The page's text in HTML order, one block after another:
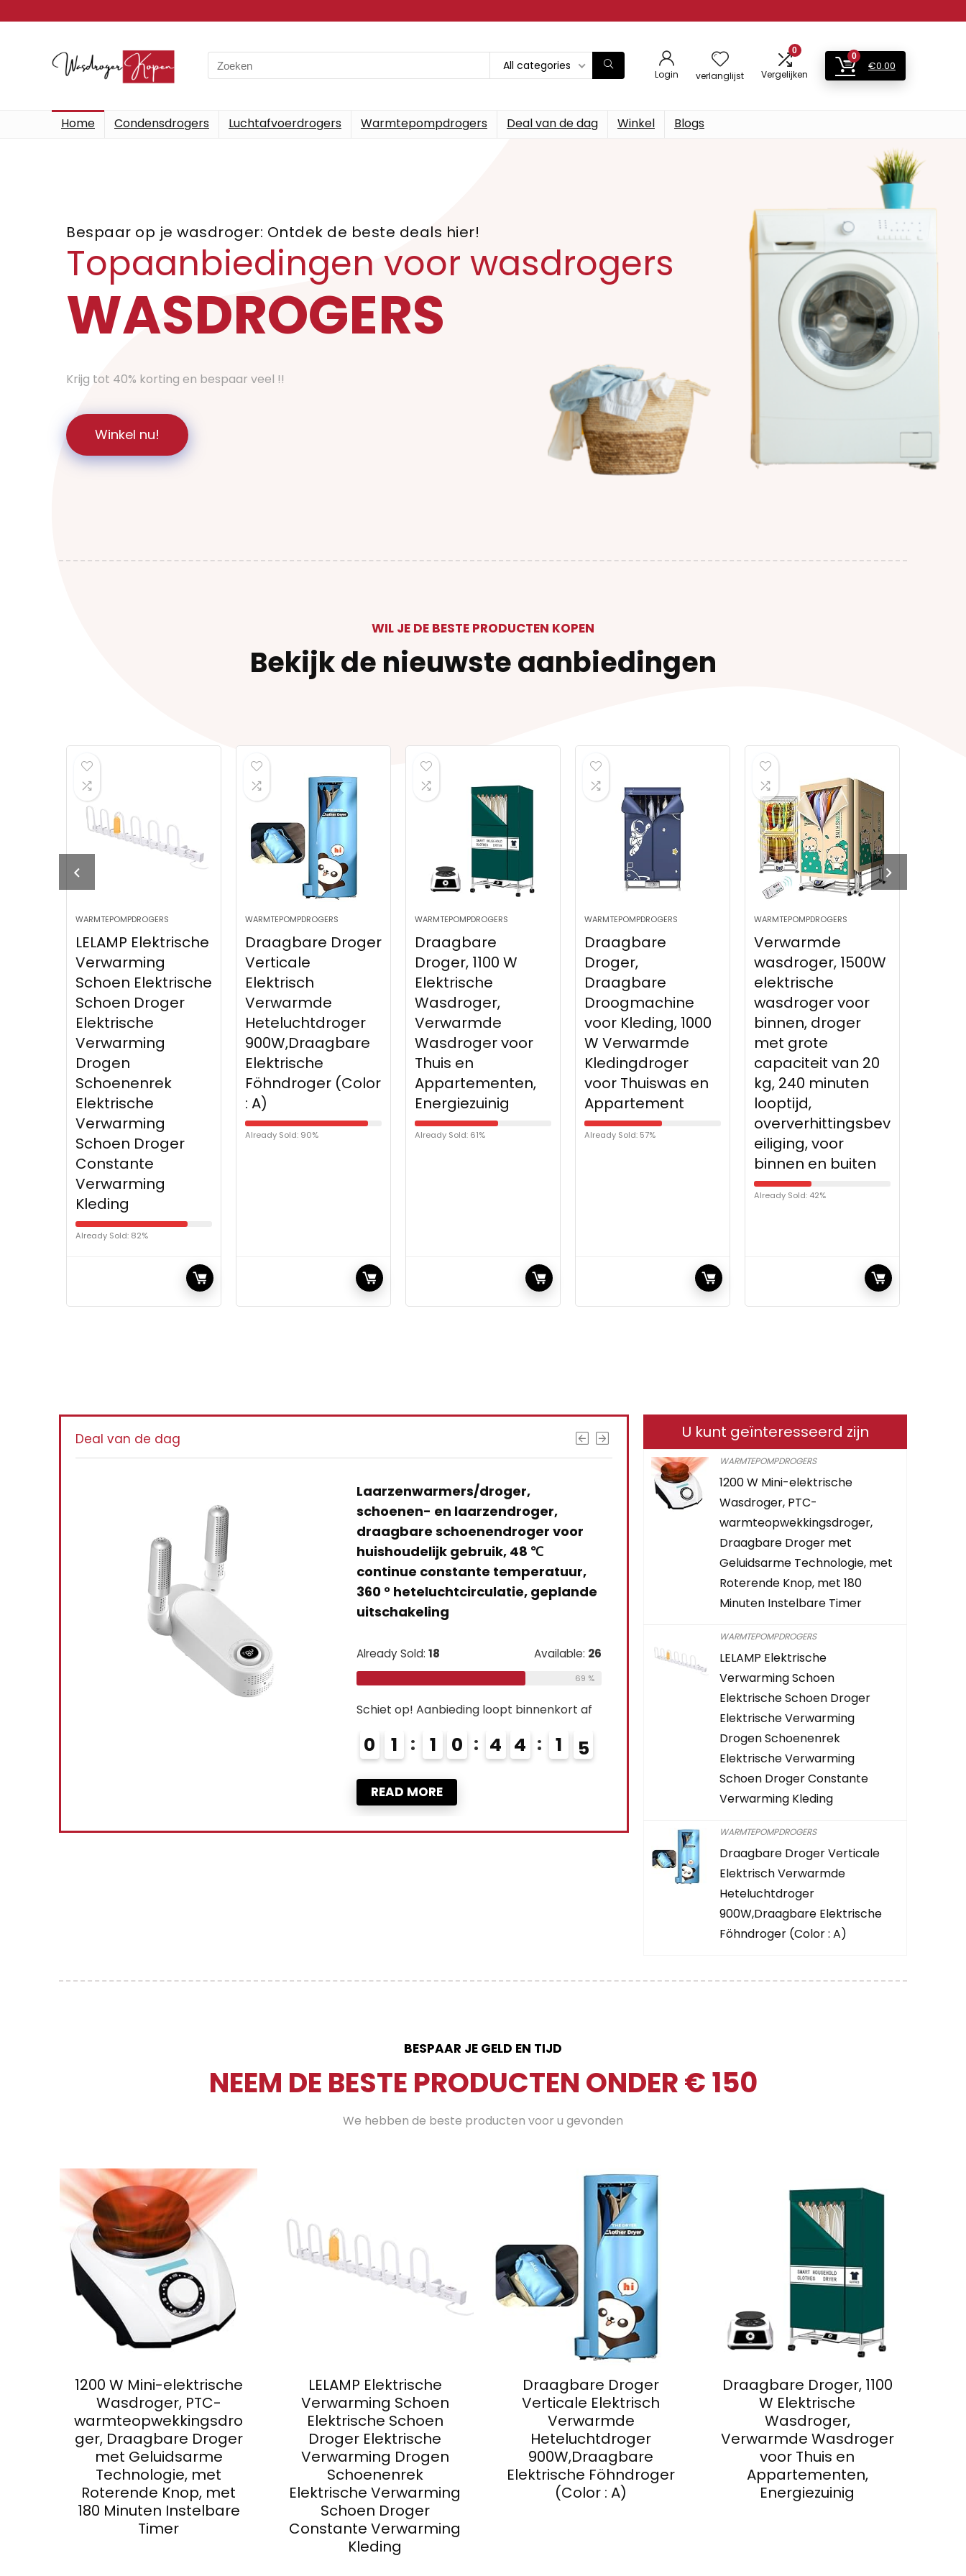
All categories
Login verlanglijst
0
Vergelijken
0
€0.00
Home Condensdrogers Luchtafvoerdrogers Warmtepompdrogers Deal van de dag Winkel Blogs
Bespaar op je wasdroger: Ontdek de beste deals hier!
Topaanbiedingen voor wasdrogers
WASDROGERS
Krijg tot 40% korting en bespaar veel !!
Winkel nu!
WIL JE DE BESTE PRODUCTEN KOPEN
Bekijk de nieuwste aanbiedingen
WARMTEPOMPDROGERS
LELAMP Elektrische
Verwarming
Schoen Elektrische
Schoen Droger
Elektrische
Verwarming
Drogen
Schoenenrek
Elektrische
Verwarming
Schoen Droger
Constante
Verwarming
Kleding
Already Sold: 82%
WARMTEPOMPDROGERS
Draagbare Droger
Verticale
Elektrisch
Verwarmde
Heteluchtdroger
900W,Draagbare
Elektrische
Föhndroger (Color
Already Sold: 90%
WARMTEPOMPDROGERS
Draagbare
Droger, 1100 W
Elektrische
Wasdroger,
Verwarmde
Wasdroger voor
Thuis en
Appartementen,
Energiezuinig
Already Sold: 61%
WARMTEPOMPDROGERS
Draagbare
Droger,
Draagbare
Droogmachine
voor Kleding, 1000
W Verwarmde
Kledingdroger
voor Thuiswas en
Appartement
Already Sold: 57%
WARMTEPOMPDROGERS
Verwarmde
wasdroger, 1500W
elektrische
wasdroger voor
binnen, droger
met grote
capaciteit van 20
kg, 240 minuten
looptijd,
oververhittingsbev
eiliging, voor
binnen en buiten
Already Sold: 42%
Draagbare
constante
Deal van de dag
Laarzenwarmers/droger,
schoenen- en laarzendroger,
draagbare schoenendroger voor
huishoudelijk gebruik, 48 ℃
continue constante temperatuur,
360 ° heteluchtcirculatie, geplande
Already Sold: Available:
Schiet op! Aanbieding loopt binnenkort af
4 4 1
4
droger, intelligente
tegen oververhitting
constante temperatuur,
luchtdroger kleding,
aanraakscherm,
kledingdroger met hoes,
regenachtig weer, blauw
Already Sold:
Schiet op! Aanbieding loopt
0 2
READ MORE
U kunt geïnteresseerd zijn
WARMTEPOMPDROGERS
1200 W Mini-elektrische
Wasdroger, PTC-
warmteopwekkingsdroger,
Draagbare Droger met
Geluidsarme Technologie, met
Roterende Knop, met 180
Minuten Instelbare Timer
WARMTEPOMPDROGERS
LELAMP Elektrische
Verwarming Schoen
Elektrische Schoen Droger
Elektrische Verwarming
Drogen Schoenenrek
Elektrische Verwarming
Schoen Droger Constante
Verwarming Kleding
WARMTEPOMPDROGERS
Draagbare Droger Verticale
Elektrisch Verwarmde
Heteluchtdroger
900W,Draagbare Elektrische
Föhndroger (Color : A)
BESPAAR JE GELD EN TIJD
NEEM DE BESTE PRODUCTEN ONDER € 150
We hebben de beste producten voor u gevonden
1200 W Mini-elektrische
Wasdroger, PTC-
warmteopwekkingsdro
ger, Draagbare Droger
met Geluidsarme
Technologie, met
Roterende Knop, met
180 Minuten Instelbare
Timer
LELAMP Elektrische
Verwarming Schoen
Elektrische Schoen
Droger Elektrische
Verwarming Drogen
Schoenenrek
Elektrische Verwarming
Schoen Droger
Constante Verwarming
Kleding
Draagbare Droger
Verticale Elektrisch
Verwarmde
Heteluchtdroger
900W,Draagbare
Elektrische Föhndroger
(Color : A)
Draagbare Droger, 1100
W Elektrische
Wasdroger,
Verwarmde Wasdroger
voor Thuis en
Appartementen,
Energiezuinig